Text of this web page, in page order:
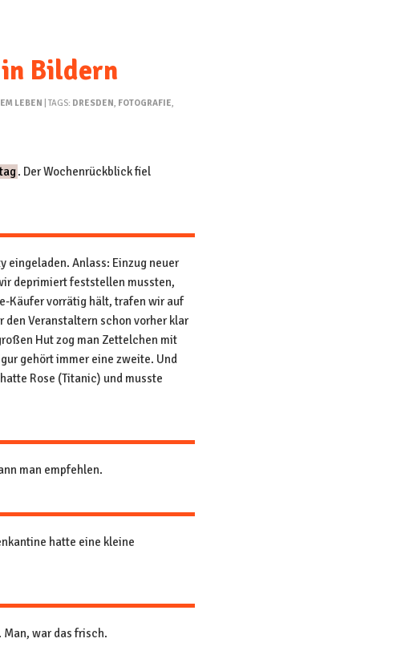
Bildern
LEBEN | TAGS: DRESDEN, FOTOGRAFIE,
. Der Wochenrückblick fiel
eingeladen. Anlass: Einzug neuer
deprimiert feststellen mussten,
Käufer vorrätig hält, trafen wir auf
den Veranstaltern schon vorher klar
Hut zog man Zettelchen mit
gehört immer eine zweite. Und
Rose (Titanic) und musste
man empfehlen.
hatte eine kleine
war das frisch.